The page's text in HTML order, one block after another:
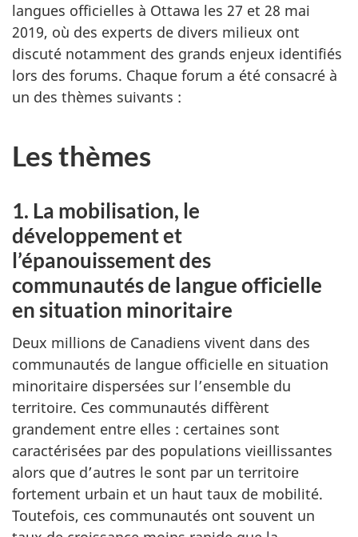
langues officielles à Ottawa les 27 et 28 mai
2019, où des experts de divers milieux ont
discuté notamment des grands enjeux identifiés
lors des forums. Chaque forum a été consacré à
un des thèmes suivants :
Les thèmes
1. La mobilisation, le
développement et
l’épanouissement des
communautés de langue officielle
en situation minoritaire
Deux millions de Canadiens vivent dans des
communautés de langue officielle en situation
minoritaire dispersées sur l’ensemble du
territoire. Ces communautés diffèrent
grandement entre elles : certaines sont
caractérisées par des populations vieillissantes
alors que d’autres le sont par un territoire
fortement urbain et un haut taux de mobilité.
Toutefois, ces communautés ont souvent un